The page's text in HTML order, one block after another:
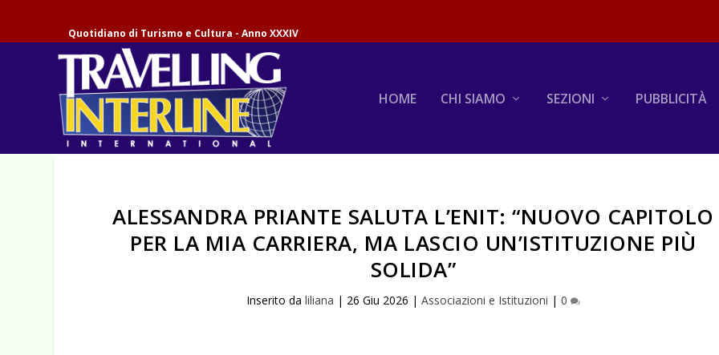
Quotidiano di Turismo e Cultura - Anno XXXIV
HOME CHI SIAMO SEZIONI PUBBLICITÀ
ALESSANDRA PRIANTE SALUTA L’ENIT: “NUOVO CAPITOLO
PER LA MIA CARRIERA, MA LASCIO UN’ISTITUZIONE PIÙ
SOLIDA”
Inserito da liliana | 26 Giu 2026 | Associazioni e Istituzioni | 0